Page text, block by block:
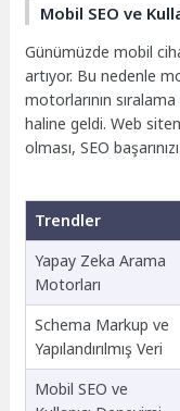
Mobil SEO ve
Günümüzde mobil
artıyor. Bu nedenle
motorlarının
haline geldi. Web
olması, SEO
Trendler
Yapay Zeka Arama
Motorları
Schema Markup ve
Yapılandırılmış Veri
Mobil SEO ve